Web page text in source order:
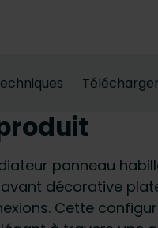
panneau
décorative
Cette